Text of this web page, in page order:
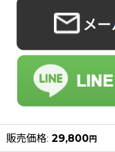
販売価格: 29,800円